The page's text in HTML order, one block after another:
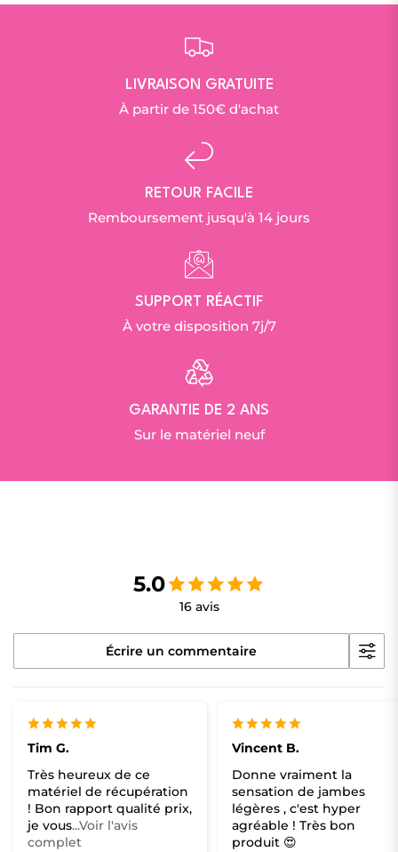
LIVRAISON GRATUITE
À partir de 150€ d'achat
RETOUR FACILE
Remboursement jusqu'à 14 jours
SUPPORT RÉACTIF
À votre disposition 7j/7
GARANTIE DE 2 ANS
Sur le matériel neuf
5.0
16 avis
Écrire un commentaire
Tim G.
Très heureux de ce
matériel de récupération
! Bon rapport qualité prix,
je vous...Voir l'avis
complet
Vincent B.
Donne vraiment la
sensation de jambes
légères , c'est hyper
agréable ! Très bon
produit 😍